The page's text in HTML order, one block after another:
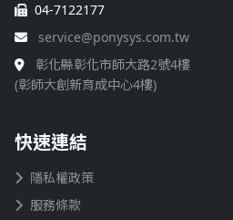
04-7122177
service@ponysys.com.tw
彰化縣彰化市師大路2號4樓
(彰師大創新育成中心4樓)
快速連結
隱私權政策
服務條款